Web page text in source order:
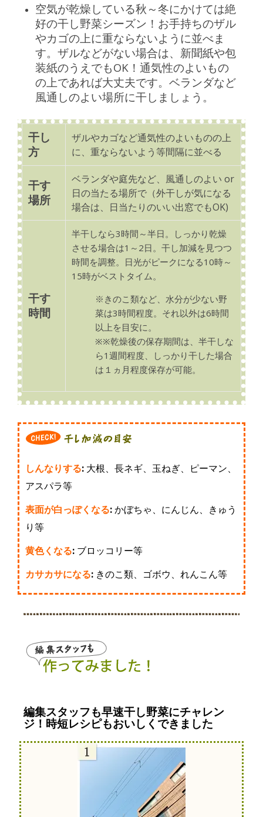
空気が乾燥している秋～冬にかけては絶
好の干し野菜シーズン！お手持ちのザル
やカゴの上に重ならないように並べま
す。ザルなどがない場合は、新聞紙や包
装紙のうえでもOK！通気性のよいもの
の上であれば大丈夫です。ベランダなど
風通しのよい場所に干しましょう。
干し
方
ザルやカゴなど通気性のよいものの上
に、重ならないよう等間隔に並べる
干す
場所
ベランダや庭先など、風通しのよい or
日の当たる場所で（外干しが気になる
場合は、日当たりのいい出窓でもOK)
干す
時間
半干しなら3時間～半日。しっかり乾燥
させる場合は1～2日。干し加減を見つつ
時間を調整。日光がピークになる10時～
15時がベストタイム。
※ きのこ類など、水分が少ない野
菜は3時間程度。それ以外は6時間
以上を目安に。
※※乾燥後の保存期間は、半干しな
ら1週間程度、しっかり干した場合
は１ヵ月程度保存が可能。
しんなりする: 大根、長ネギ、玉ねぎ、ピーマン、
アスパラ等
表面が白っぽくなる:かぼちゃ、にんじん、きゅう
り等
黄色くなる: ブロッコリー等
カサカサになる: きのこ類、ゴボウ、れんこん等
編集スタッフも早速干し野菜にチャレン
ジ！ 時短レシピもおいしくできました